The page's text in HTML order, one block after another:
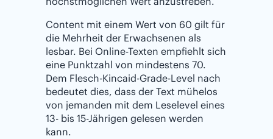
Content mit einem Wert von 60 gilt für
die Mehrheit der Erwachsenen als
lesbar. Bei Online-Texten empfiehlt sich
eine Punktzahl von mindestens 70.
Dem Flesch-Kincaid-Grade-Level nach
bedeutet dies, dass der Text mühelos
von jemanden mit dem Leselevel eines
13- bis 15-Jährigen gelesen werden
kann.